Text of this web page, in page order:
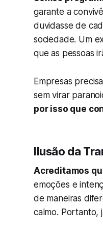
garante a
duvidasse de
sociedade. Um
que as pessoas
Empresas
sem virar
por isso que
Ilusão da
Acreditamos
emoções e
de maneiras
calmo. Portanto,